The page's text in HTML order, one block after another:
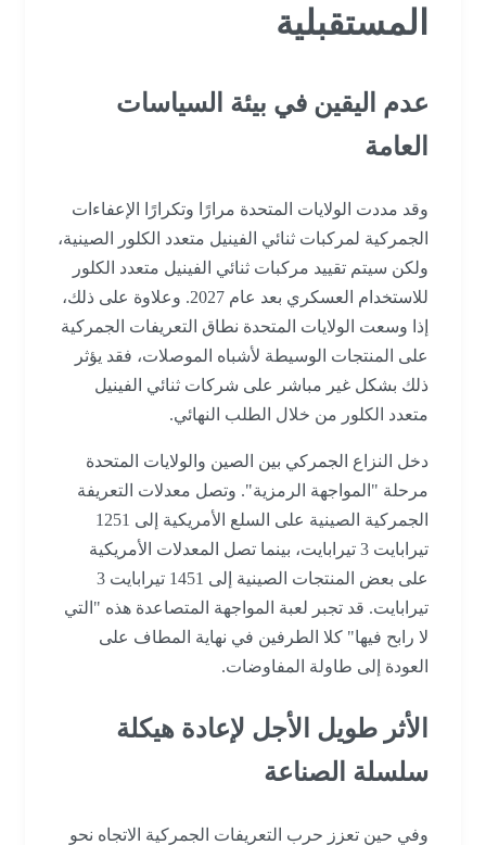
المستقبلية
عدم اليقين في بيئة السياسات
العامة
وقد مددت الولايات المتحدة مرارًا وتكرارًا الإعفاءات
الجمركية لمركبات ثنائي الفينيل متعدد الكلور الصينية،
ولكن سيتم تقييد مركبات ثنائي الفينيل متعدد الكلور
للاستخدام العسكري بعد عام 2027. وعلاوة على ذلك،
إذا وسعت الولايات المتحدة نطاق التعريفات الجمركية
على المنتجات الوسيطة لأشباه الموصلات، فقد يؤثر
ذلك بشكل غير مباشر على شركات ثنائي الفينيل
متعدد الكلور من خلال الطلب النهائي.
دخل النزاع الجمركي بين الصين والولايات المتحدة
مرحلة "المواجهة الرمزية". وتصل معدلات التعريفة
الجمركية الصينية على السلع الأمريكية إلى 1251
تيرابايت 3 تيرابايت، بينما تصل المعدلات الأمريكية
على بعض المنتجات الصينية إلى 1451 تيرابايت 3
تيرابايت. قد تجبر لعبة المواجهة المتصاعدة هذه "التي
لا رابح فيها" كلا الطرفين في نهاية المطاف على
العودة إلى طاولة المفاوضات.
الأثر طويل الأجل لإعادة هيكلة
سلسلة الصناعة
وفي حين تعزز حرب التعريفات الجمركية الاتجاه نحو